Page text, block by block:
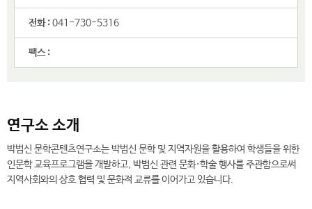
전화 :041-730-5316
팩스 :
연구소 소개
박범신 문학콘텐츠연구소는 박범신 문학 및 지역자원을 활용하여 학생들을 위한
인문학 교육프로그램을 개발하고, 박범신 관련 문화·학술 행사를 주관함으로써
지역사회와의 상호 협력 및 문화적 교류를 이어가고 있습니다.